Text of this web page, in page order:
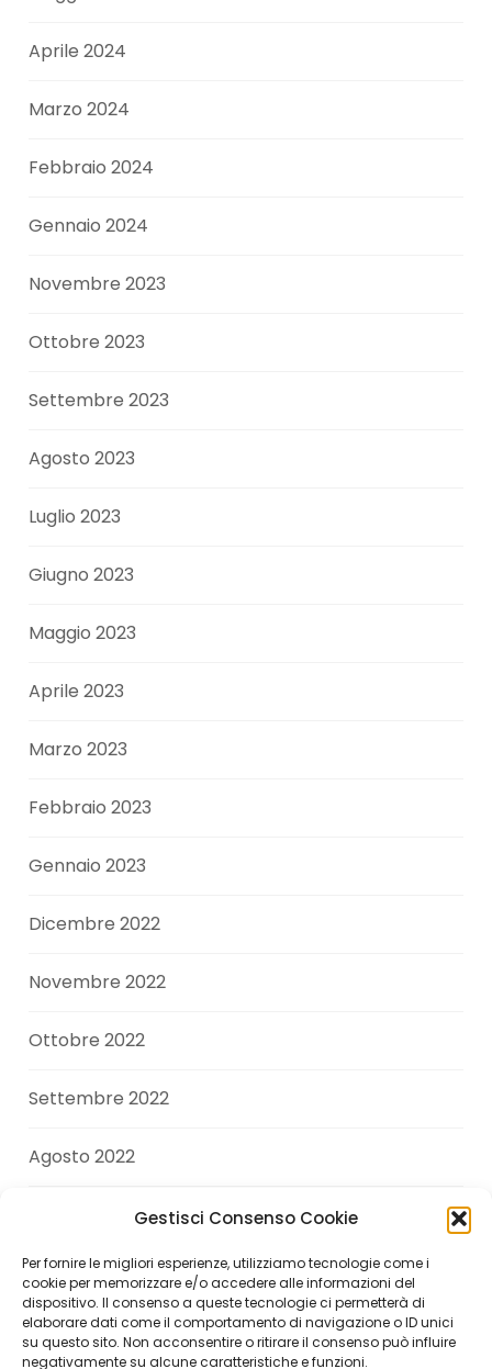
Gestisci Consenso Cookie
Per fornire le migliori esperienze, utilizziamo tecnologie come i
cookie per memorizzare e/o accedere alle informazioni del
dispositivo. Il consenso a queste tecnologie ci permetterà di
elaborare dati come il comportamento di navigazione o ID unici
su questo sito. Non acconsentire o ritirare il consenso può influire
negativamente su alcune caratteristiche e funzioni.
Aprile 2024
Marzo 2024
Febbraio 2024
Gennaio 2024
Novembre 2023
Ottobre 2023
Settembre 2023
Agosto 2023
Luglio 2023
Giugno 2023
Maggio 2023
Aprile 2023
Marzo 2023
Febbraio 2023
Gennaio 2023
Dicembre 2022
Novembre 2022
Ottobre 2022
Settembre 2022
Agosto 2022
Giugno 2022
Aprile 2022